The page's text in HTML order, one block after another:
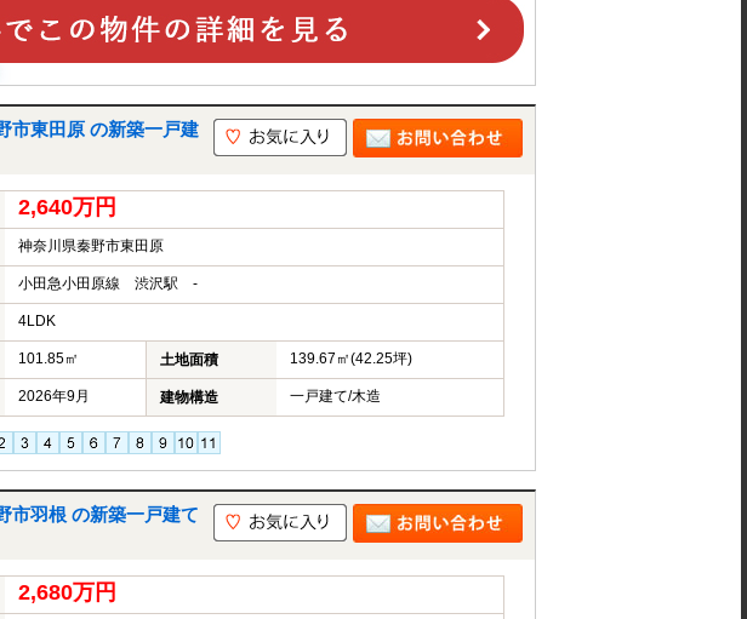
東田原 の新築一戸建
2,640万円
神奈川県秦野市東田原
小田急小田原線 渋沢駅 -
4LDK
101.85㎡ 土地面積 139.67㎡(42.25坪)
2026年9月 建物構造 一戸建て/木造
羽根 の新築一戸建て
2,680万円